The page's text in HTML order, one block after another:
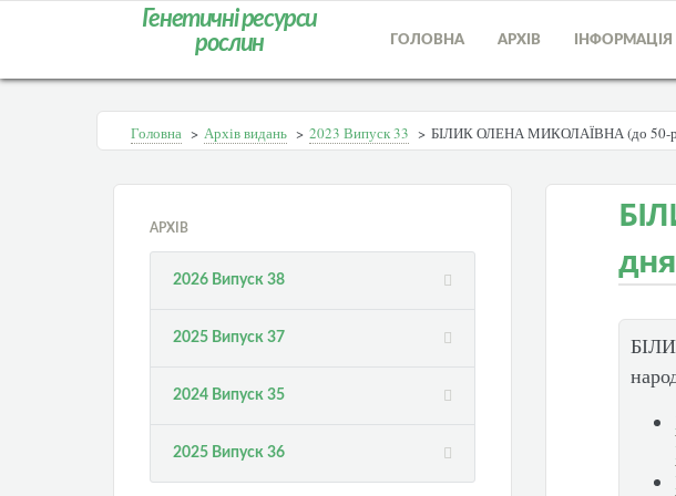
Генетичні ресурси
рослин
ГОЛОВНА АРХІВ ІНФОРМАЦІЯ
Головна > Архів видань > 2023 Випуск 33 > БІЛИК ОЛЕНА МИКОЛАЇВНА (до 50-
АРХІВ
2026 Випуск 38
2025 Випуск 37
2024 Випуск 35
2025 Випуск 36